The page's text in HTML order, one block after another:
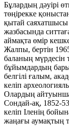
Бұлардың дәуірі
төңірекке
қытай
жазбасында
аймақта өмір
Жалпы, бертін
баланың мүрдесін
бұйымдардың
белгілі ғалым,
келіп
Олардың
Сондай-ақ, 1852-
келіп Іленің
жаңағы аумақтың